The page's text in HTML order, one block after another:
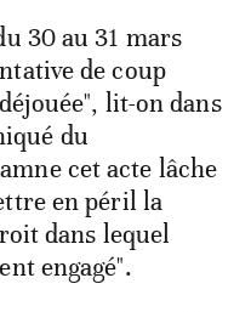
30 au 31 mars
de coup
lit-on dans
du
cet acte lâche
en péril la
dans lequel
engagé".